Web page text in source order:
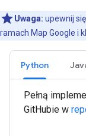
Uwaga: upewnij
ramach Map Google i
Python
Pełną
GitHubie w